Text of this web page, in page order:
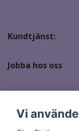
Kundtjänst:
Jobba hos oss
Sociala medier
Vi